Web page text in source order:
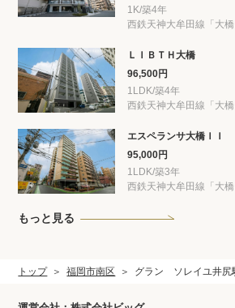
1K/築4年
西鉄天神大牟田線「大
ＬＩＢＴＨ大橋
96,500円
1LDK/築4年
西鉄天神大牟田線「大
エスペランサ大橋ＩＩ
95,000円
1LDK/築3年
西鉄天神大牟田線「大
もっと見る
トップ 福岡市南区 グラン ソレイユ井尻